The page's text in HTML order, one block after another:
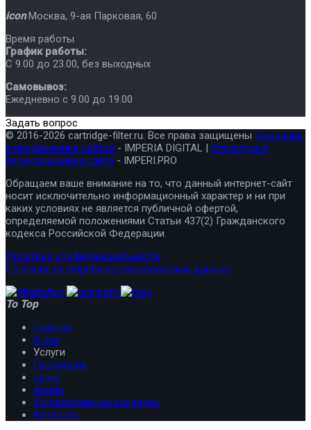
icon Москва, 9-ая Парковая, 60
Время работы
График работы:
C 9.00 до 23.00, без выходных
Самовывоз:
Ежедневно с 9.00 до 19.00
Задать вопрос
© 2016-2026 cartridge-filter.ru. Все права защищены Создание
и продвижение сайтов - IMPERIA DIGITAL | Структура и
проектирование сайта - IMPERI.PRO
Обращаем ваше внимание на то, что данный интернет-сайт
носит исключительно информационный характер и ни при
каких условиях не является публичной офертой,
определяемой положениями Статьи 437(2) Гражданского
кодекса Российской Федерации.
Политика конфиденциальности
Согласие на обработку персональных данных
To Top
Главная
О нас
Услуги
Продукция
Цены
Акции
Корпоративным клиентам
Контакты